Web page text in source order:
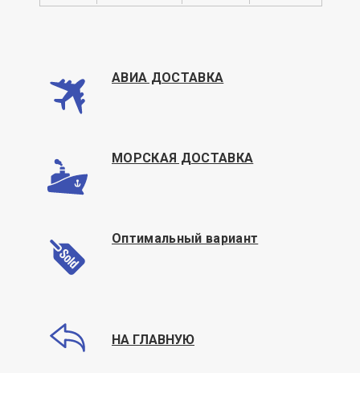
АВИА ДОСТАВКА
МОРСКАЯ ДОСТАВКА
Оптимальный вариант
НА ГЛАВНУЮ